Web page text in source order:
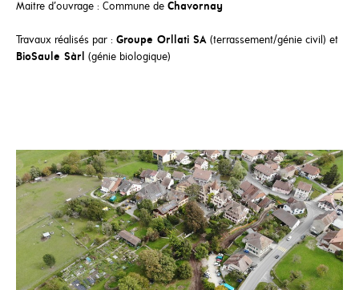
Maitre d’ouvrage : Commune de Chavornay
Travaux réalisés par : Groupe Orllati SA (terrassement/génie civil) et
BioSaule Sàrl (génie biologique)